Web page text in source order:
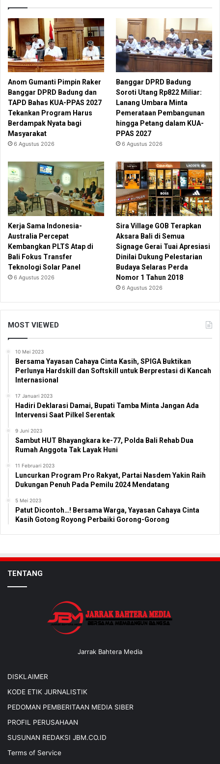
Anom Gumanti Pimpin Raker
Banggar DPRD Badung dan
TAPD Bahas KUA-PPAS 2027
Tekankan Program Harus
Berdampak Nyata bagi
Masyarakat
6 Agustus 2026
Banggar DPRD Badung
Soroti Utang Rp822 Miliar:
Lanang Umbara Minta
Pemerataan Pembangunan
hingga Petang dalam KUA-
PPAS 2027
6 Agustus 2026
Kerja Sama Indonesia-
Australia Percepat
Kembangkan PLTS Atap di
Bali Fokus Transfer
Teknologi Solar Panel
6 Agustus 2026
Sira Village GOB Terapkan
Aksara Bali di Semua
Signage Gerai Tuai Apresiasi
Dinilai Dukung Pelestarian
Budaya Selaras Perda
Nomor 1 Tahun 2018
6 Agustus 2026
MOST VIEWED
10 Mei 2023
Bersama Yayasan Cahaya Cinta Kasih, SPIGA Buktikan
Perlunya Hardskill dan Softskill untuk Berprestasi di Kancah
Internasional
17 Januari 2023
Hadiri Deklarasi Damai, Bupati Tamba Minta Jangan Ada
Intervensi Saat Pilkel Serentak
9 Juni 2023
Sambut HUT Bhayangkara ke-77, Polda Bali Rehab Dua
Rumah Anggota Tak Layak Huni
11 Februari 2023
Luncurkan Program Pro Rakyat, Partai Nasdem Yakin Raih
Dukungan Penuh Pada Pemilu 2024 Mendatang
5 Mei 2023
Patut Dicontoh…! Bersama Warga, Yayasan Cahaya Cinta
Kasih Gotong Royong Perbaiki Gorong-Gorong
TENTANG
Jarrak Bahtera Media
DISKLAIMER
KODE ETIK JURNALISTIK
PEDOMAN PEMBERITAAN MEDIA SIBER
PROFIL PERUSAHAAN
SUSUNAN REDAKSI JBM.CO.ID
Terms of Service